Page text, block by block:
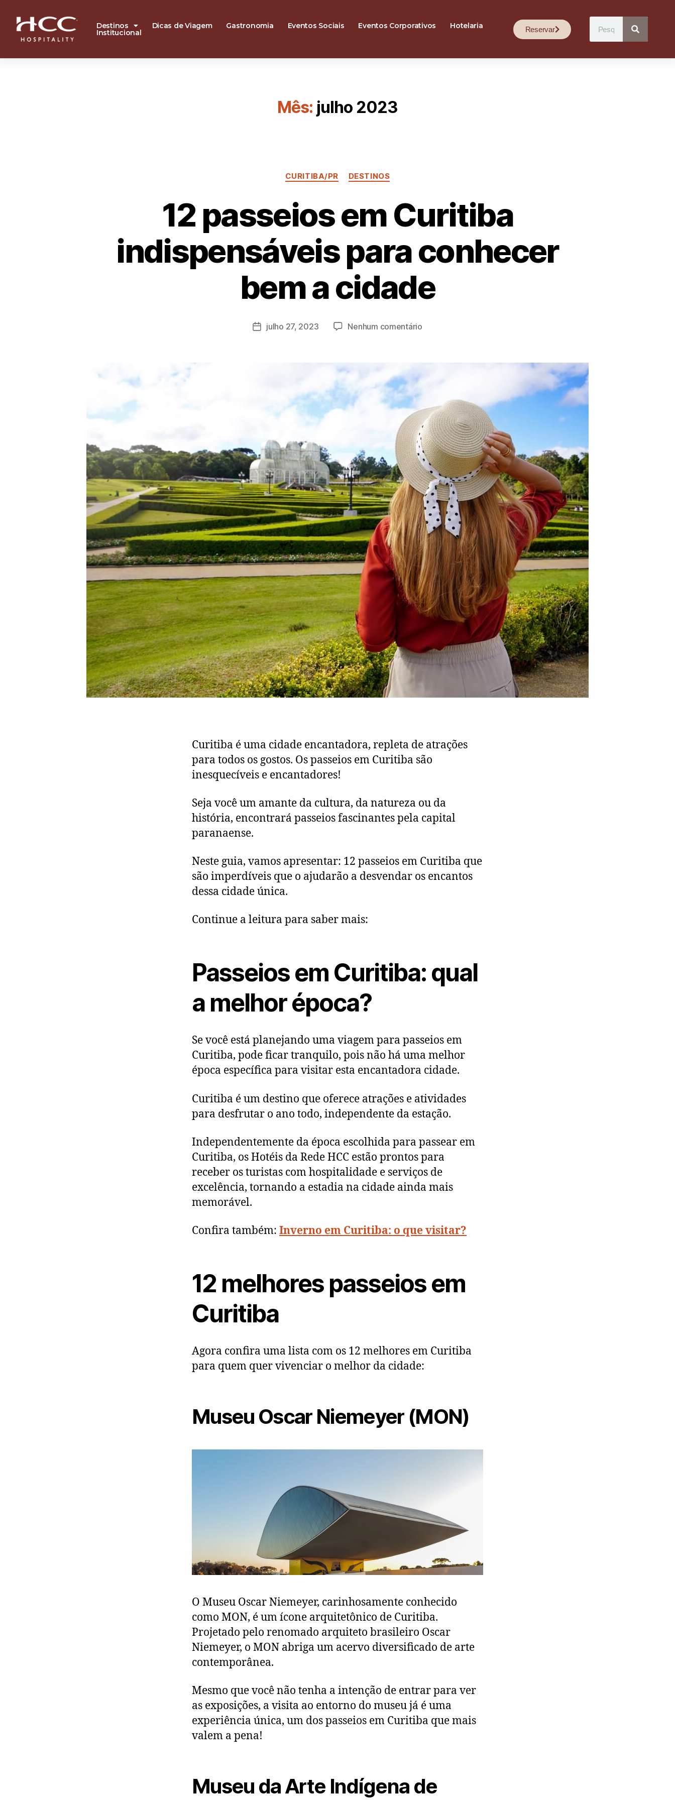
Destinos Dicas de Viagem Gastronomia Eventos Sociais Eventos Corporativos Hotelaria
Institucional Reservar
Mês: julho 2023
CURITIBA/PR DESTINOS
12 passeios em Curitiba
indispensáveis para conhecer
bem a cidade
P
o
d
julho 27, 2023 Nenhum comentário
Curitiba é uma cidade encantadora, repleta de atrações
para todos os gostos. Os passeios em Curitiba são
inesquecíveis e encantadores!
Seja você um amante da cultura, da natureza ou da
história, encontrará passeios fascinantes pela capital
paranaense.
Neste guia, vamos apresentar: 12 passeios em Curitiba que
são imperdíveis que o ajudarão a desvendar os encantos
dessa cidade única.
Continue a leitura para saber mais:
Passeios em Curitiba: qual
a melhor época?
Se você está planejando uma viagem para passeios em
Curitiba, pode ficar tranquilo, pois não há uma melhor
época específica para visitar esta encantadora cidade.
Curitiba é um destino que oferece atrações e atividades
para desfrutar o ano todo, independente da estação.
Independentemente da época escolhida para passear em
Curitiba, os Hotéis da Rede HCC estão prontos para
receber os turistas com hospitalidade e serviços de
excelência, tornando a estadia na cidade ainda mais
memorável.
Confira também: Inverno em Curitiba: o que visitar?
12 melhores passeios em
Curitiba
Agora confira uma lista com os 12 melhores em Curitiba
para quem quer vivenciar o melhor da cidade:
Museu Oscar Niemeyer (MON)
O Museu Oscar Niemeyer, carinhosamente conhecido
como MON, é um ícone arquitetônico de Curitiba.
Projetado pelo renomado arquiteto brasileiro Oscar
Niemeyer, o MON abriga um acervo diversificado de arte
contemporânea.
Mesmo que você não tenha a intenção de entrar para ver
as exposições, a visita ao entorno do museu já é uma
experiência única, um dos passeios em Curitiba que mais
valem a pena!
Museu da Arte Indígena de